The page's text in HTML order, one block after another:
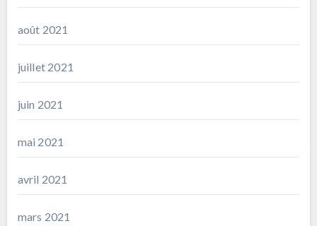
août 2021
juillet 2021
juin 2021
mai 2021
avril 2021
mars 2021